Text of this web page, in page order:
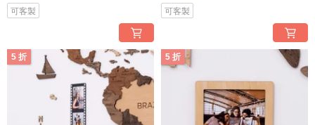
可客製 可客製
5 折 5 折